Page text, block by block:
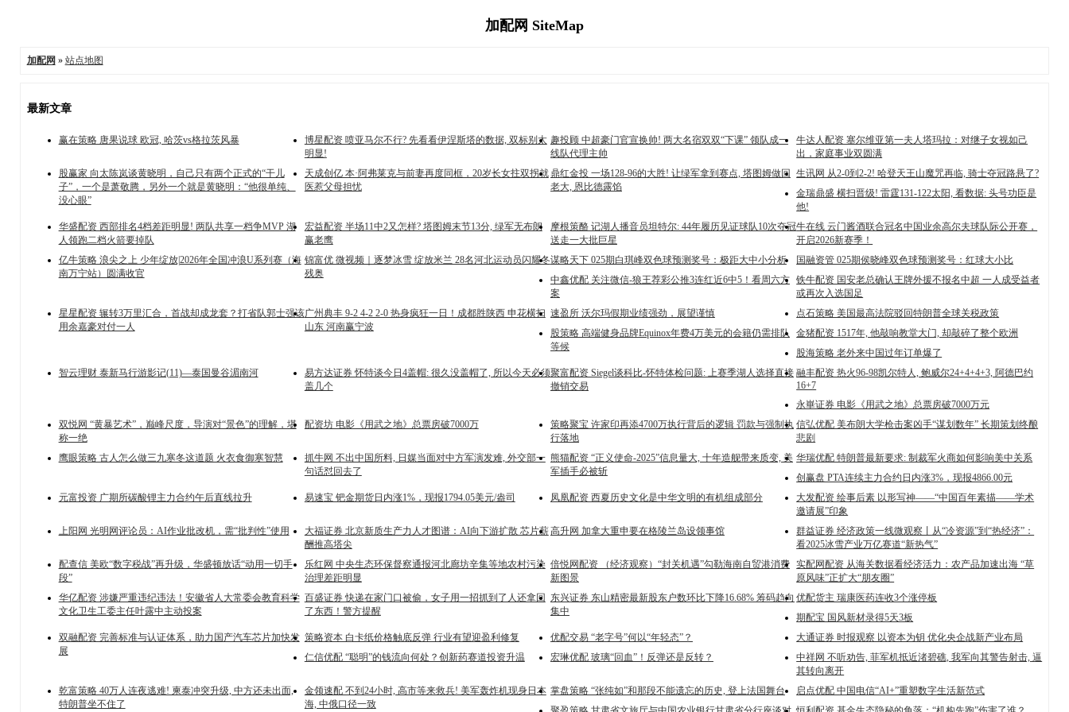
加配网 SiteMap
加配网 » 站点地图
最新文章
赢在策略 唐果说球 欧冠, 哈茨vs格拉茨风暴
博星配资 喷亚马尔不行? 先看看伊涅斯塔的数据, 双标别太
明显!
趣投顾 中超豪门官宣换帅! 两大名宿双双“下课” 领队成一
线队代理主帅
牛达人配资 塞尔维亚第一夫人塔玛拉：对继子女视如己
出，家庭事业双圆满
股赢家 向太陈岚谈黄晓明，自己只有两个正式的“干儿
子”，一个是萧敬腾，另外一个就是黄晓明：“他很单纯、
没心眼”
天成创亿 本·阿弗莱克与前妻再度同框，20岁长女拄双拐就
医惹父母担忧
鼎红金投 一场128-96的大胜! 让绿军拿到赛点, 塔图姆做回
老大, 恩比德露馅
生讯网 从2-0到2-2! 哈登天王山魔咒再临, 骑士夺冠路悬了?
金瑞鼎盛 横扫晋级! 雷霆131-122太阳, 看数据: 头号功臣是
他!
华盛配资 西部排名4档差距明显! 两队共享一档争MVP 湖
人领跑二档火箭要掉队
宏益配资 半场11中2又怎样? 塔图姆末节13分, 绿军无布朗
赢老鹰
摩根策酪 记湖人播音员坦特尔: 44年履历见证球队10次夺冠
送走一大批巨星
牛在线 云门酱酒联合冠名中国业余高尔夫球队际公开赛，
开启2026新赛季！
亿牛策略 浪尖之上 少年绽放|2026年全国冲浪U系列赛（海
南万宁站）圆满收官
锦富优 微视频｜逐梦冰雪 绽放米兰 28名河北运动员闪耀冬
残奥
谋略天下 025期白琪峰双色球预测奖号：极距大中小分析
国融资管 025期侯晓峰双色球预测奖号：红球大小比
中鑫优配 关注微信-狼王荐彩公推3连红近6中5！看周六方
案
铁牛配资 国安老总确认王牌外援不报名中超 一人成受益者
或再次入选国足
星星配资 辗转3万里汇合，首战却成龙套？打省队郭士强该
用余嘉豪对付一人
广州典丰 9-2 4-2 2-0 热身疯狂一日！成都胜陕西 申花横扫
山东 河南赢宁波
速盈所 沃尔玛假期业绩强劲，展望谨慎
点石策略 美国最高法院驳回特朗普全球关税政策
股策略 高端健身品牌Equinox年费4万美元的会籍仍需排队
等候
金猪配资 1517年, 他敲响教堂大门, 却敲碎了整个欧洲
股海策略 老外来中国过年订单爆了
智云理财 泰新马行游影记(11)—泰国曼谷湄南河
易方达证券 怀特谈今日4盖帽: 很久没盖帽了, 所以今天必须
盖几个
聚富配资 Siegel谈科比-怀特体检问题: 上赛季湖人选择直接
撤销交易
融丰配资 热火96-98凯尔特人, 鲍威尔24+4+4+3, 阿德巴约
16+7
永崋证券 电影《用武之地》总票房破7000万元
双悦网 “黄暴艺术”，巅峰尺度，导演对“景色”的理解，堪
称一绝
配资坊 电影《用武之地》总票房破7000万
策略聚宝 许家印再添4700万执行背后的逻辑 罚款与强制执
行落地
信弘优配 美布朗大学枪击案凶手“谋划数年” 长期策划终酿
悲剧
鹰眼策略 古人怎么做三九寒冬这道题 火衣食御寒智慧
抓牛网 不出中国所料, 日媒当面对中方军演发难, 外交部一
句话怼回去了
熊猫配资 “正义使命-2025”信息量大, 十年造舰带来质变, 美
军插手必被斩
华瑞优配 特朗普最新要求: 制裁军火商如何影响美中关系
创赢盘 PTA连续主力合约日内涨3%，现报4866.00元
元富投资 广期所碳酸锂主力合约午后直线拉升
易速宝 钯金期货日内涨1%，现报1794.05美元/盎司 凤凰配资 西夏历史文化是中华文明的有机组成部分
大发配资 绘事后素 以形写神——“中国百年素描——学术
邀请展”印象
上阳网 光明网评论员：AI作业批改机，需“批判性”使用
大福证券 北京新质生产力人才图谱：AI向下游扩散 芯片薪
酬推高塔尖
高升网 加拿大重申要在格陵兰岛设领事馆
群益证券 经济政策一线微观察丨从“冷资源”到“热经济”：
看2025冰雪产业万亿赛道“新热气”
配查信 美欧“数字税战”再升级，华盛顿放话“动用一切手
段”
乐红网 中央生态环保督察通报河北廊坊辛集等地农村污染
治理差距明显
倍悦网配资 （经济观察）“封关机遇”勾勒海南自贸港消费
新图景
实配网配资 从海关数据看经济活力：农产品加速出海 “草
原风味”正扩大“朋友圈”
华亿配资 涉嫌严重违纪违法！安徽省人大常委会教育科学
文化卫生工委主任叶露中主动投案
百盛证券 快递在家门口被偷，女子用一招抓到了人还拿回
了东西！警方提醒
东兴证券 东山精密最新股东户数环比下降16.68% 筹码趋向
集中
优配货主 瑞康医药连收3个涨停板
期配宝 国风新材录得5天3板
双融配资 完善标准与认证体系，助力国产汽车芯片加快发
展
策略资本 白卡纸价格触底反弹 行业有望迎盈利修复 优配交易 “老字号”何以“年轻态”？
大通证券 时报观察 以资本为钥 优化央企战新产业布局
仁信优配 “聪明”的钱流向何处？创新药赛道投资升温
宏琳优配 玻璃“回血”！反弹还是反转？
中祥网 不听劝告, 菲军机抵近渚碧礁, 我军向其警告射击, 逼
其转向离开
乾富策略 40万人连夜逃难! 柬泰冲突升级, 中方还未出面,
特朗普坐不住了
金领速配 不到24小时, 高市等来救兵! 美军轰炸机现身日本
海, 中俄口径一致
掌盘策略 “张纯如”和那段不能遗忘的历史, 登上法国舞台
启点优配 中国电信“AI+”重塑数字生活新范式